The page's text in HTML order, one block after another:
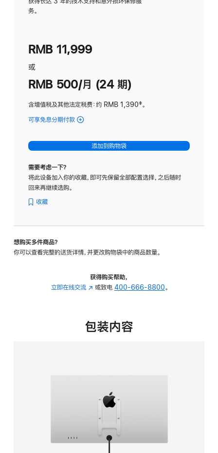
务。
RMB 11,999
或
RMB 500/月 (24 期)
含增值税及其他法定税费：约 RMB 1,390脚
‡。
可享免息分期付款 (Studio
-
标
璃
转
的
添加到购物袋
需要考虑一下？
将此设备加入你的收藏，即可先保留全部配置选择，之后随时
回来再继续选购。
收藏
想购买多件商品？
你可以查看完整的送货详情，并更改购物袋中的商品数量。
获得购买帮助，
立即在线交流 (在
中
或致电 400-666-8800。
包装内容